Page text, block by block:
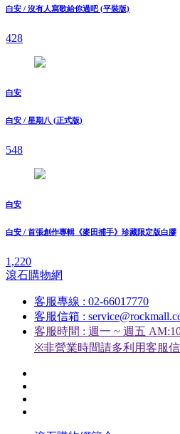
白安 / 沒有人寫歌給你過吧 (平裝版)
428
白安
白安 / 星期八 (正式版)
548
白安
白安 / 首張創作專輯《麥田捕手》珍藏限定版白膠
1,220
滾石購物網
客服專線 : 02-66017770
客服信箱 :
客服時間 : 週一 ~ 週五
※非營業時間請多利用客服